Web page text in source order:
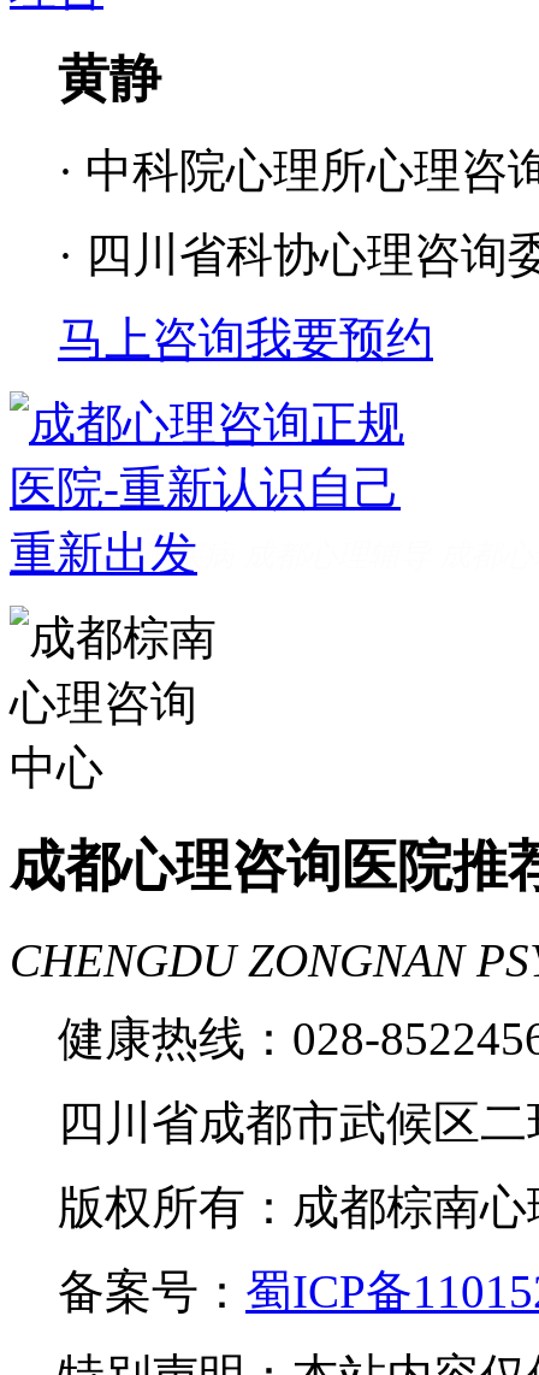
黄静
· 中科院心理所心理咨
· 四川省科协心理咨询
马上咨询我要预约
成都看心理疾病
家好 成都心理咨询推荐
费
成都心理医院哪里好
成都心理咨询医院推
CHENGDU ZONGNAN
健康热线：028-
四川省成都市武候区
版权所有：成都棕南
备案号： 蜀ICP备